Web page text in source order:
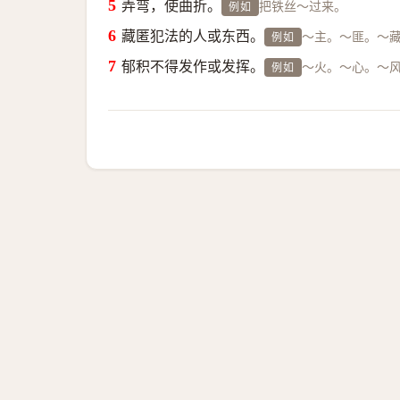
弄弯，使曲折。 例如 把铁丝～过来。
藏匿犯法的人或东西。 例如 ～主。～匪。～
郁积不得发作或发挥。 例如 ～火。～心。～风